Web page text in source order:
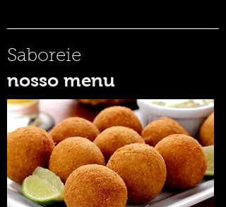
Saboreie
nosso menu